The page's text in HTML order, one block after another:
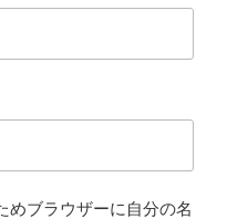
めブラウザーに自分の名